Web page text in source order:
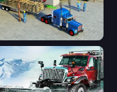
Offroad Cargo Transport Truck